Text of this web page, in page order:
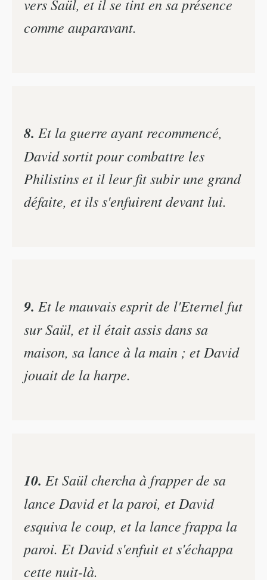
vers Saül, et il se tint en sa présence
comme auparavant.
8. Et la guerre ayant recommencé,
David sortit pour combattre les
Philistins et il leur fit subir une grand
défaite, et ils s'enfuirent devant lui.
9. Et le mauvais esprit de l'Eternel fut
sur Saül, et il était assis dans sa
maison, sa lance à la main ; et David
jouait de la harpe.
10. Et Saül chercha à frapper de sa
lance David et la paroi, et David
esquiva le coup, et la lance frappa la
paroi. Et David s'enfuit et s'échappa
cette nuit-là.